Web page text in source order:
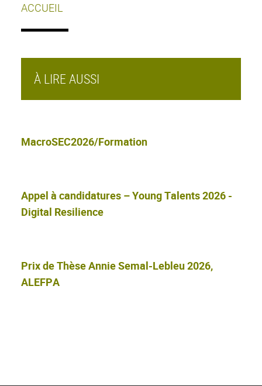
ACCUEIL
À LIRE AUSSI
MacroSEC2026/Formation
Appel à candidatures – Young Talents 2026 -
Digital Resilience
Prix de Thèse Annie Semal-Lebleu 2026,
ALEFPA